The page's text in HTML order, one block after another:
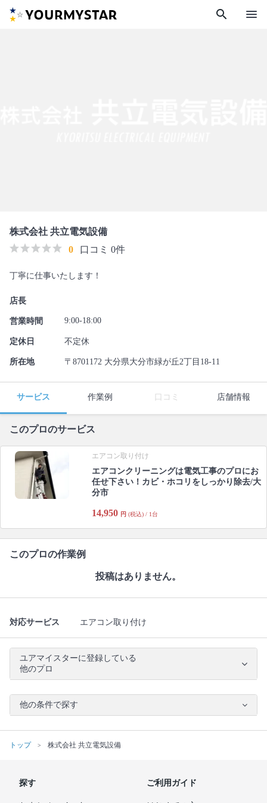
search menu
株式会社 共立電気設備
0
口コミ 0件
丁寧に仕事いたします！
店長
営業時間 9:00-18:00
定休日 不定休
所在地 〒8701172 大分県大分市緑が丘2丁目18-11
サービス 作業例 口コミ 店舗情報
このプロのサービス
エアコン取り付け
エアコンクリーニングは電気工事のプロにお
任せ下さい！カビ・ホコリをしっかり除去/大
分市
14,950 円 (税込) / 1台
このプロの作業例
投稿はありません。
対応サービス エアコン取り付け
ユアマイスターに登録している
他のプロ
他の条件で探す
トップ 株式会社 共立電気設備
探す ご利用ガイド